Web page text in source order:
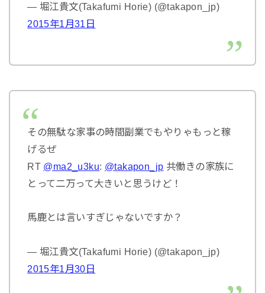
— 堀江貴文(Takafumi Horie) (@takapon_jp)
2015年1月31日
その無駄な家事の時間副業でもやりゃもっと稼
げるぜ
RT @ma2_u3ku: @takapon_jp 共働きの家族に
とって二万って大きいと思うけど！
馬鹿とは言いすぎじゃないですか？
— 堀江貴文(Takafumi Horie) (@takapon_jp)
2015年1月30日